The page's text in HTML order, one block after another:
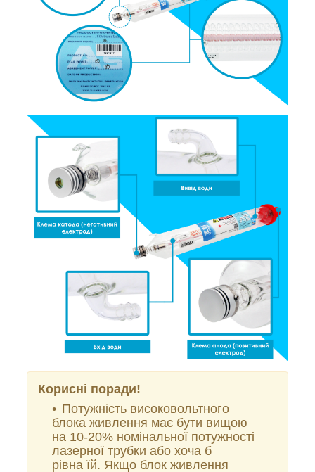
Корисні поради!
Потужність високовольтного
блока живлення має бути вищою
на 10-20% номінальної потужності
лазерної трубки або хоча б
рівна їй. Якщо блок живлення